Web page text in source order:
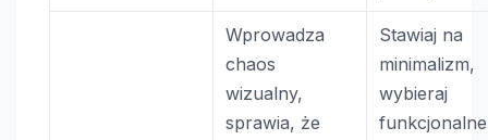
Wprowadza
chaos
wizualny,
sprawia, że
Stawiaj na
minimalizm,
wybieraj
funkcjonalne